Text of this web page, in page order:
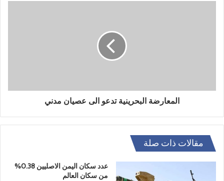
المعارضة البحرينية تدعو الى عصيان مدني
مقالات ذات صلة
عدد سكان اليمن الاصليين 0.38%
من سكان العالم